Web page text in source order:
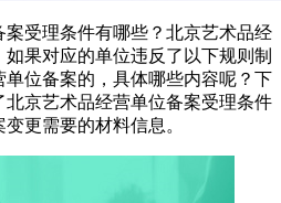
受理条件有哪些？北京艺术品经
果对应的单位违反了以下规则制
位备案的，具体哪些内容呢？下
京艺术品经营单位备案受理条件
更需要的材料信息。